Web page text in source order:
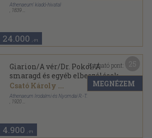
Athenaeum' kiadó-hivatal
1839
24.000 ,-Ft
Giarion/A vér/Dr. Pokol/A
smaragd és egyéb elbeszélések
Csató Károly ...
Athenaeum Irodalmi és Nyomdai R.-T.
1920
4.900 ,-Ft
Kapható pont:
MEGNÉZEM